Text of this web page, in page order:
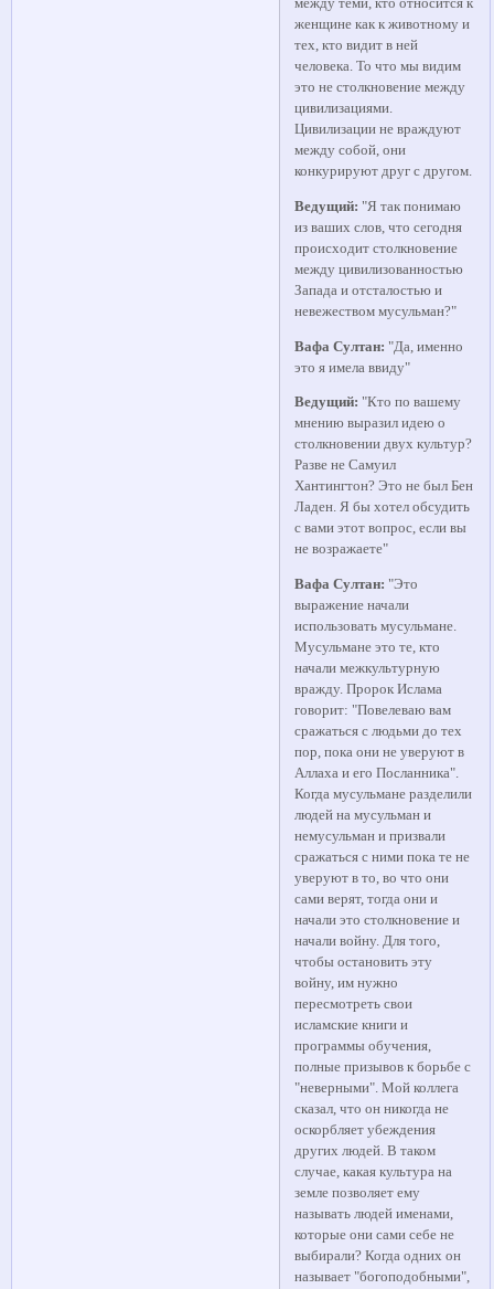
между теми, кто относится к
женщине как к животному и
тех, кто видит в ней
человека. То что мы видим
это не столкновение между
цивилизациями.
Цивилизации не враждуют
между собой, они
конкурируют друг с другом.
Ведущий: "Я так понимаю
из ваших слов, что сегодня
происходит столкновение
между цивилизованностью
Запада и отсталостью и
невежеством мусульман?"
Вафа Султан: "Да, именно
это я имела ввиду"
Ведущий: "Кто по вашему
мнению выразил идею о
столкновении двух культур?
Разве не Самуил
Хантингтон? Это не был Бен
Ладен. Я бы хотел обсудить
с вами этот вопрос, если вы
не возражаете"
Вафа Султан: "Это
выражение начали
использовать мусульмане.
Мусульмане это те, кто
начали межкультурную
вражду. Пророк Ислама
говорит: "Повелеваю вам
сражаться с людьми до тех
пор, пока они не уверуют в
Аллаха и его Посланника".
Когда мусульмане разделили
людей на мусульман и
немусульман и призвали
сражаться с ними пока те не
уверуют в то, во что они
сами верят, тогда они и
начали это столкновение и
начали войну. Для того,
чтобы остановить эту
войну, им нужно
пересмотреть свои
исламские книги и
программы обучения,
полные призывов к борьбе с
"неверными". Мой коллега
сказал, что он никогда не
оскорбляет убеждения
других людей. В таком
случае, какая культура на
земле позволяет ему
называть людей именами,
которые они сами себе не
выбирали? Когда одних он
называет "богоподобными",